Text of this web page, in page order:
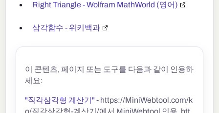
Right Triangle - Wolfram MathWorld (영어)
삼각함수 - 위키백과
이 콘텐츠, 페이지 또는 도구를 다음과 같이 인용하
세요:
"직각삼각형 계산기" - https://MiniWebtool.com/k